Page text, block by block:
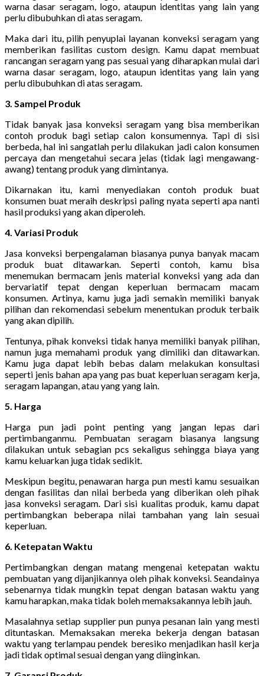
warna dasar seragam, logo, ataupun identitas yang lain yang
perlu dibubuhkan di atas seragam.
Maka dari itu, pilih penyuplai layanan konveksi seragam yang
memberikan fasilitas custom design. Kamu dapat membuat
rancangan seragam yang pas sesuai yang diharapkan mulai dari
warna dasar seragam, logo, ataupun identitas yang lain yang
perlu dibubuhkan di atas seragam.
3. Sampel Produk
Tidak banyak jasa konveksi seragam yang bisa memberikan
contoh produk bagi setiap calon konsumennya. Tapi di sisi
berbeda, hal ini sangatlah perlu dilakukan jadi calon konsumen
percaya dan mengetahui secara jelas (tidak lagi mengawang-
awang) tentang produk yang dimintanya.
Dikarnakan itu, kami menyediakan contoh produk buat
konsumen buat meraih deskripsi paling nyata seperti apa nanti
hasil produksi yang akan diperoleh.
4. Variasi Produk
Jasa konveksi berpengalaman biasanya punya banyak macam
produk buat ditawarkan. Seperti contoh, kamu bisa
menemukan bermacam jenis material konveksi yang ada dan
bervariatif tepat dengan keperluan bermacam macam
konsumen. Artinya, kamu juga jadi semakin memiliki banyak
pilihan dan rekomendasi sebelum menentukan produk terbaik
yang akan dipilih.
Tentunya, pihak konveksi tidak hanya memiliki banyak pilihan,
namun juga memahami produk yang dimiliki dan ditawarkan.
Kamu juga dapat lebih bebas dalam melakukan konsultasi
seperti jenis bahan apa yang pas buat keperluan seragam kerja,
seragam lapangan, atau yang yang lain.
5. Harga
Harga pun jadi point penting yang jangan lepas dari
pertimbanganmu. Pembuatan seragam biasanya langsung
dilakukan untuk sebagian pcs sekaligus sehingga biaya yang
kamu keluarkan juga tidak sedikit.
Meskipun begitu, penawaran harga pun mesti kamu sesuaikan
dengan fasilitas dan nilai berbeda yang diberikan oleh pihak
jasa konveksi seragam. Dari sisi kualitas produk, kamu dapat
pertimbangkan beberapa nilai tambahan yang lain sesuai
keperluan.
6. Ketepatan Waktu
Pertimbangkan dengan matang mengenai ketepatan waktu
pembuatan yang dijanjikannya oleh pihak konveksi. Seandainya
sebenarnya tidak mungkin tepat dengan batasan waktu yang
kamu harapkan, maka tidak boleh memaksakannya lebih jauh.
Masalahnya setiap supplier pun punya pesanan lain yang mesti
dituntaskan. Memaksakan mereka bekerja dengan batasan
waktu yang terlampau pendek beresiko menjadikan hasil kerja
jadi tidak optimal sesuai dengan yang diinginkan.